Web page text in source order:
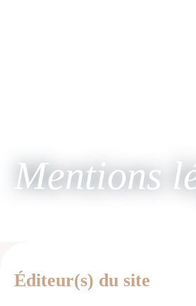
Mentions
Éditeur(s) du site